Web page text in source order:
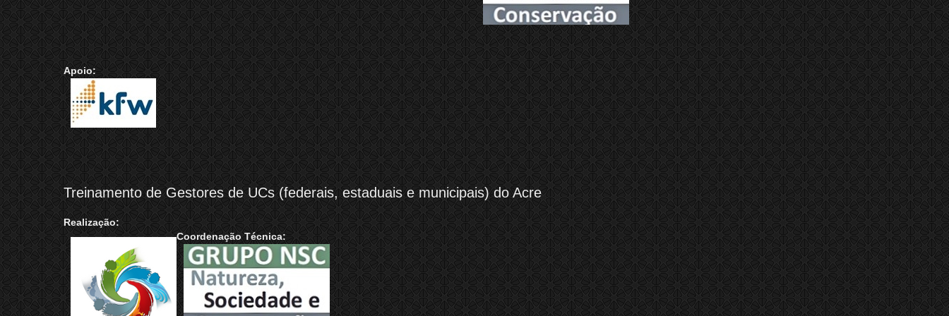
Apoio:
Treinamento de Gestores de UCs (federais, estaduais e municipais) do Acre
Realização:
Coordenação Técnica: